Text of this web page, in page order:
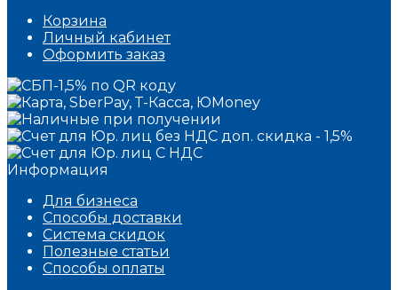
Корзина
Личный кабинет
Оформить заказ
Информация
Для бизнеса
Способы доставки
Система скидок
Полезные статьи
Способы оплаты